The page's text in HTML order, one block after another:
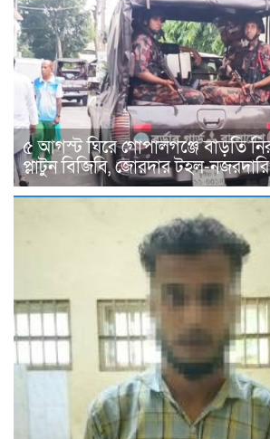
৫ আগস্ট ঘিরে গোপালগঞ্জে বাড়তি
প্লাটুন বিজিবি, জোরদার টহল-নজরদারি